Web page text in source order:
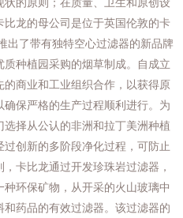
龙的母公司是位于英国伦敦的卡
出了带有独特空心过滤器的新品牌
种植园采购的烟草制成。
自成立
商业和工业组织合作，以获得原
保严格的生产过程顺利进行。 为
择从公认的非洲和拉丁美洲种植
过创新的多阶段净化过程，可防止
卡比龙通过开发珍珠岩过滤器，
种环保矿物，从开采的火山玻璃中
药品的有效过滤器。 该过滤器的